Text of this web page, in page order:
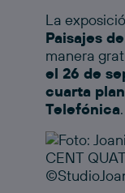
La
Paisajes de
manera
el 26 de
cuarta
Telefónica.